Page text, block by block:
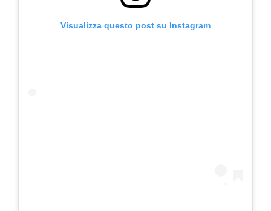
Visualizza questo post su Instagram